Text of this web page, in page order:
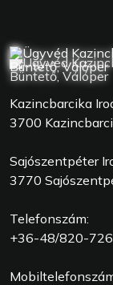
Kazincbarcika
3700
Sajószentpéter
3770
Telefonszám:
+36-48/820-726